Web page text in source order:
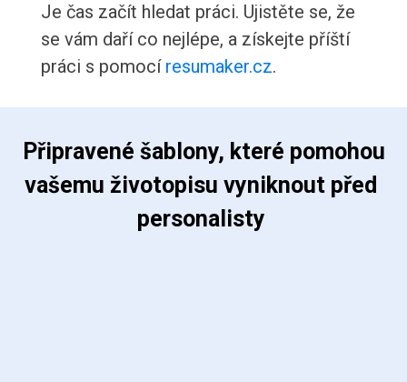
Je čas začít hledat práci. Ujistěte se, že
se vám daří co nejlépe, a získejte příští
práci s pomocí resumaker.cz.
vašemu životopisu vyniknout před
personalisty